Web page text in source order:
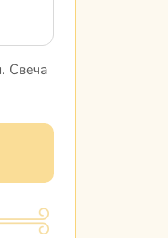
Свеча